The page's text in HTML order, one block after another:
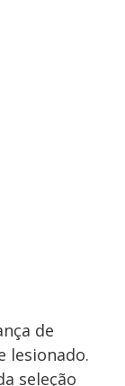
de
lesionado.
seleção